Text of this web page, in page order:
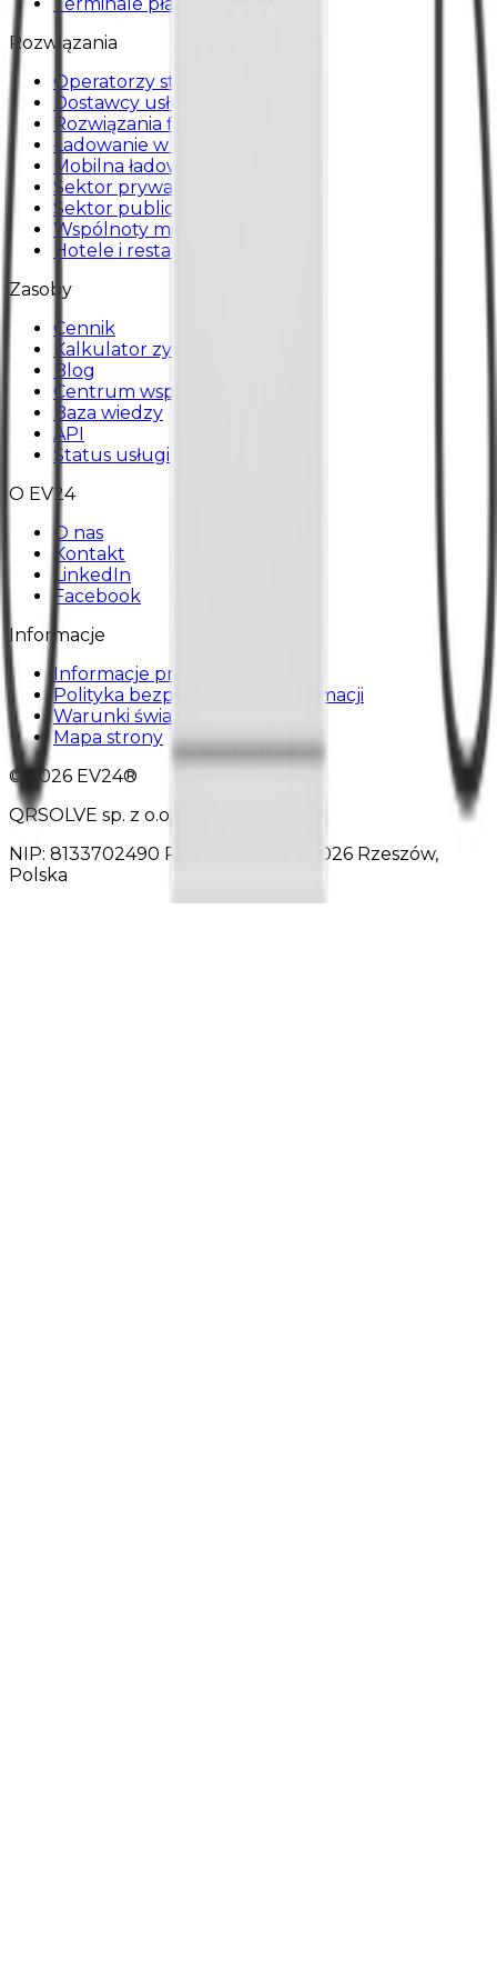
Rozwiązania
Operatorzy stacji ładowania
Dostawcy usług
Rozwiązania flotowe
Ładowanie w domu
Mobilna ładowarka
Sektor prywatny
Sektor publiczny
Wspólnoty mieszkaniowe
Hotele i restauracje
Zasoby
Cennik
Kalkulator zysku
Blog
Centrum wsparcia
Baza wiedzy
API
Status usługi
O EV24
O nas
Kontakt
LinkedIn
Facebook
Informacje
Informacje prawne
Polityka bezpieczeństwa informacji
Warunki świadczenia usług
Mapa strony
© 2026 EV24®
QRSOLVE sp. z o.o.
NIP: 8133702490 Reformacka 6 35-026 Rzeszów,
Polska